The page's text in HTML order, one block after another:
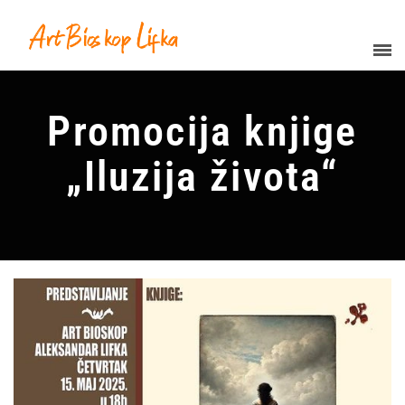
Promocija knjige
„Iluzija života“